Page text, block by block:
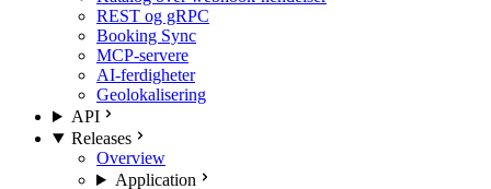
REST og gRPC
Booking Sync
MCP-servere
AI-ferdigheter
Geolokalisering
API
Releases
Overview
Application